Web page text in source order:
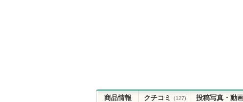
商品情報 クチコミ (127) 投稿写真・動